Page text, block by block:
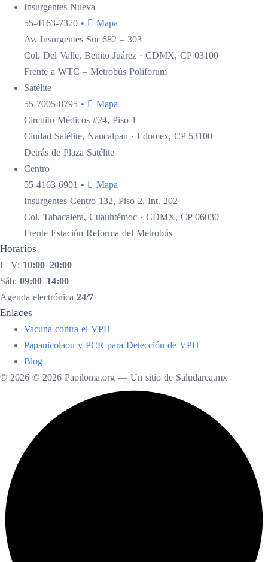
Insurgentes Nueva
55-4163-7370 •
Mapa
Av. Insurgentes Sur 682 – 303
Col. Del Valle, Benito Juárez · CDMX, CP 03100
Frente a WTC – Metrobús Poliforum
Satélite
55-7005-8795 •
Mapa
Circuito Médicos #24, Piso 1
Ciudad Satélite, Naucalpan · Edomex, CP 53100
Detrás de Plaza Satélite
Centro
55-4163-6901 •
Mapa
Insurgentes Centro 132, Piso 2, Int. 202
Col. Tabacalera, Cuauhtémoc · CDMX, CP 06030
Frente Estación Reforma del Metrobús
Horarios
L–V: 10:00–20:00
Sáb: 09:00–14:00
Agenda electrónica 24/7
Enlaces
Vacuna contra el VPH
Papanicolaou y PCR para Detección de VPH
Blog
© 2026 © 2026 Papiloma.org — Un sitio de Saludarea.mx